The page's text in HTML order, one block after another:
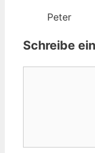
Peter
Schreibe